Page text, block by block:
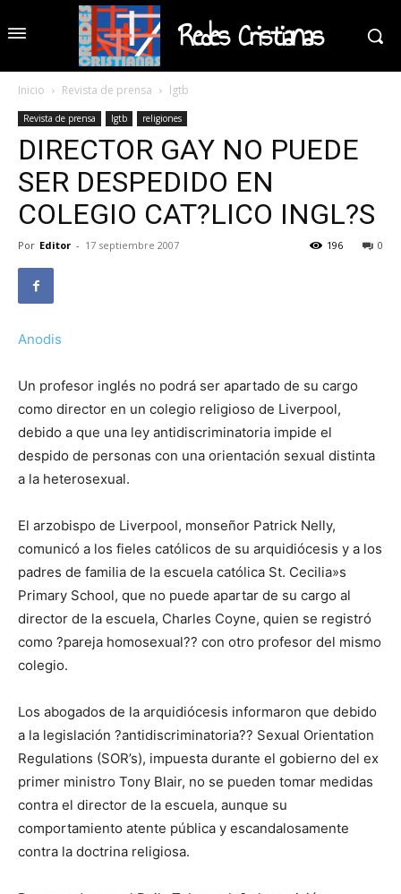
Redes Cristianas
Inicio Revista de prensa lgtb
Revista de prensa lgtb religiones
DIRECTOR GAY NO PUEDE
SER DESPEDIDO EN
COLEGIO CAT?LICO INGL?S
Por Editor - 17 septiembre 2007 0
196
Anodis
Un profesor inglés no podrá ser apartado de su cargo
como director en un colegio religioso de Liverpool,
debido a que una ley antidiscriminatoria impide el
despido de personas con una orientación sexual distinta
a la heterosexual.
El arzobispo de Liverpool, monseñor Patrick Nelly,
comunicó a los fieles católicos de su arquidiócesis y a los
padres de familia de la escuela católica St. Cecilia»s
Primary School, que no puede apartar de su cargo al
director de la escuela, Charles Coyne, quien se registró
como ?pareja homosexual?? con otro profesor del mismo
colegio.
Los abogados de la arquidiócesis informaron que debido
a la legislación ?antidiscriminatoria?? Sexual Orientation
Regulations (SOR’s), impuesta durante el gobierno del ex
primer ministro Tony Blair, no se pueden tomar medidas
contra el director de la escuela, aunque su
comportamiento atente pública y escandalosamente
contra la doctrina religiosa.